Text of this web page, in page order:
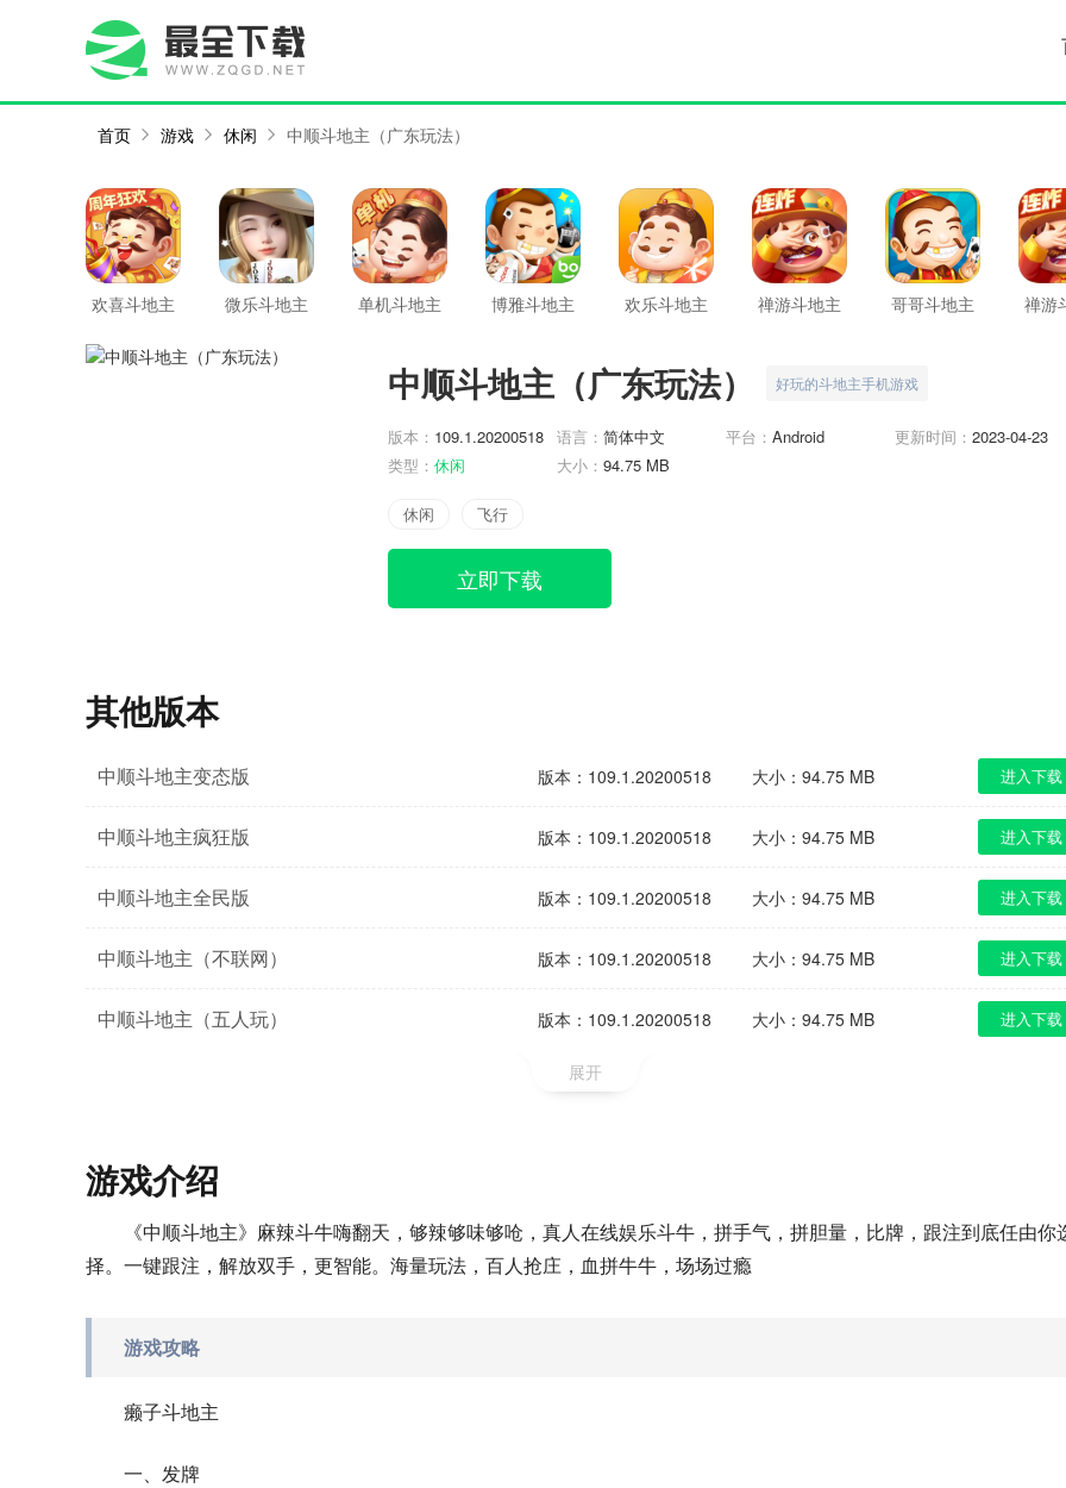
首页 游戏 休闲 中顺斗地主（广东玩法）
欢喜斗地主 微乐斗地主
单机斗地主
博雅斗地主 欢乐斗地主
禅游斗地主
哥哥斗地主 禅游
中顺斗地主（广东玩法） 好玩的斗地主手机游戏
版本： 109.1.20200518 语言： 简体中文 平台： Android 更新时间： 2023-04-23
类型： 休闲 大小： 94.75 MB
休闲 飞行
立即下载
其他版本
中顺斗地主变态版 版本：109.1.20200518 大小：94.75 MB 进入下载
中顺斗地主疯狂版 版本：109.1.20200518 大小：94.75 MB 进入下载
中顺斗地主全民版 版本：109.1.20200518 大小：94.75 MB 进入下载
中顺斗地主（不联网） 版本：109.1.20200518 大小：94.75 MB 进入下载
中顺斗地主（五人玩） 版本：109.1.20200518 大小：94.75 MB 进入下载
展开
游戏介绍
《中顺斗地主》麻辣斗牛嗨翻天，够辣够味够呛，真人在线娱乐斗牛，拼手气，拼胆量，比牌，跟注到底任由你
择。一键跟注，解放双手，更智能。海量玩法，百人抢庄，血拼牛牛，场场过瘾
游戏攻略
癞子斗地主
一、发牌